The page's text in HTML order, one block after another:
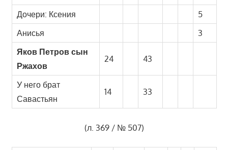
Дочери: Ксения
5
Анисья
3
Яков Петров сын
Ржахов
24 43
У него брат
Савастьян
14 33
(л. 369 / № 507)